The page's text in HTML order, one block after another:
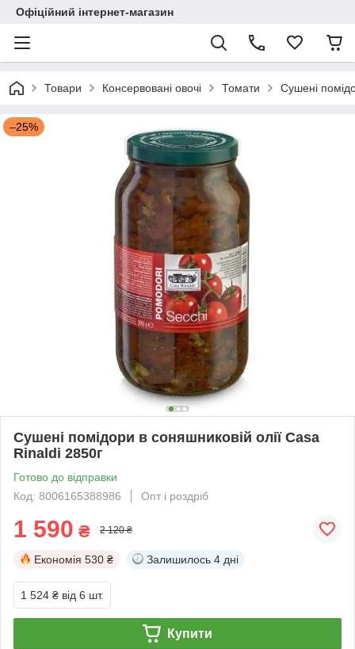
Офіційний інтернет-магазин
Товари Консервовані овочі Томати Сушені
–25%
Сушені помідори в соняшниковій олії Casa
Rinaldi 2850г
Готово до відправки
Код: 8006165388986
Опт і роздріб
1 590 ₴ 2 120 ₴
Економія 530 ₴ Залишилось 4 дні
1 524 ₴ від 6 шт.
Купити